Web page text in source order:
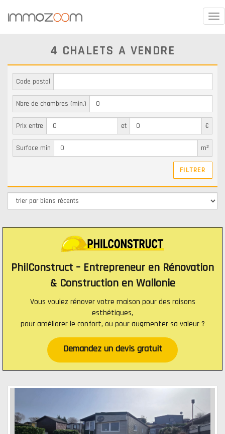
4 CHALETS A VENDRE
Code postal
Nbre de chambres (min.)
Prix entre et €
Surface min m²
PhilConstruct – Entrepreneur en Rénovation
& Construction en Wallonie
Vous voulez rénover votre maison pour des raisons
esthétiques,
pour améliorer le confort, ou pour augmenter sa valeur ?
Demandez un devis gratuit